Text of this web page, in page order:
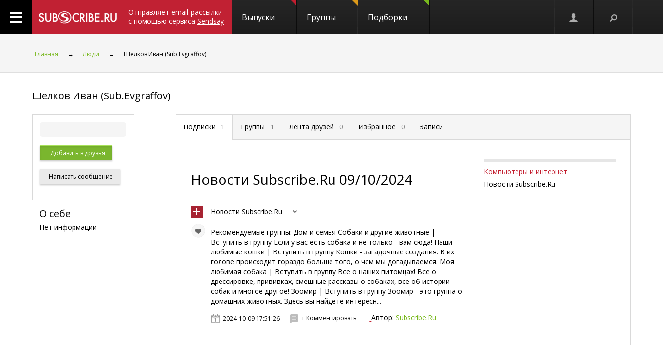
Отправляет email-рассылки
с помощью сервиса Sendsay Выпуски Группы Подборки
Главная → Люди → Шелков Иван (Sub.Evgraffov)
Шелков Иван (Sub.Evgraffov)
Добавить в друзья
Написать сообщение
О себе
Нет информации
Подписки 1 Группы 1 Лента друзей 0 Избранное 0 Записи
Новости Subscribe.Ru 09/10/2024
Новости Subscribe.Ru
Рекомендуемые группы: Дом и семья Собаки и другие животные |
Вступить в группу Если у вас есть собака и не только - вам сюда! Наши
любимые кошки | Вступить в группу Кошки - загадочные создания. В их
голове происходит гораздо больше того, о чем мы догадываемся. Моя
любимая собака | Вступить в группу Все о наших питомцах! Все о
дрессировке, прививках, смешные рассказы о собаках, все об истории
собак и многое другое! Зоомир | Вступить в группу Зоомир - это группа о
домашних животных. Здесь вы найдете интересн...
2024-10-09 17:51:26 + Комментировать Автор:Subscribe.Ru
Компьютеры и интернет
Новости Subscribe.Ru